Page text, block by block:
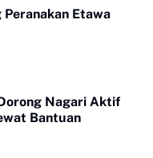
Etawa
Nagari Aktif
Bantuan